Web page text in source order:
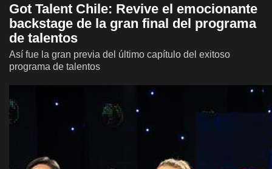
Got Talent Chile: Revive el emocionante
backstage de la gran final del programa
de talentos
Así fue la gran previa del último capítulo del exitoso
programa de talentos